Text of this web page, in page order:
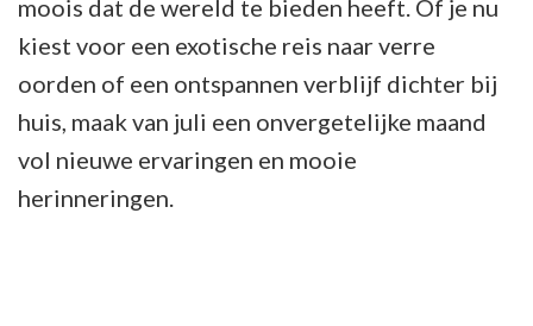
moois dat de wereld te bieden heeft. Of je nu
kiest voor een exotische reis naar verre
oorden of een ontspannen verblijf dichter bij
huis, maak van juli een onvergetelijke maand
vol nieuwe ervaringen en mooie
herinneringen.